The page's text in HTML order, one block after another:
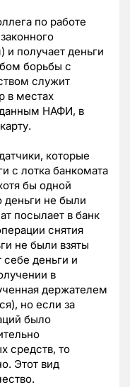
по работе
и получает деньги
борьбы с
служит
в местах
НАФИ, в
которые
с лотка банкомата
бы одной
деньги не были
посылает в банк
снятия
не были взяты
деньги и
в
держателем
но если за
было
средств, то
Этот вид